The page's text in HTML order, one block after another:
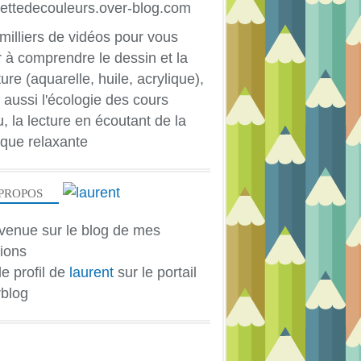
de vidéos pour vous
à comprendre le dessin et la
(aquarelle, huile, acrylique),
aussi l'écologie des cours
la lecture en écoutant de la
relaxante
sur le blog de mes
profil de laurent sur le portail